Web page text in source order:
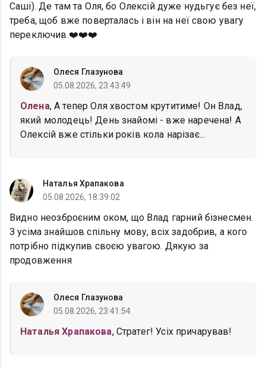
Саші). Де там та Оля, бо Олексій дуже нудьгує без неї,
треба, щоб вже поверталась і він на неї свою увагу
переключив.❤️❤️❤️
Олеся Глазунова
05.08.2026, 23:43:49
Олена, А тепер Оля хвостом крутитиме! Он Влад,
який молодець! День знайомі - вже наречена! А
Олексій вже стільки років кола нарізає...
Наталья Храпакова
05.08.2026, 18:39:02
Видно неозброєним оком, що Влад гарний бізнесмен.
З усіма знайшов спільну мову, всіх задобрив, а кого
потрібно підкупив своєю увагою. Дякую за
продовження
Олеся Глазунова
05.08.2026, 23:41:54
Наталья Храпакова, Стратег! Усіх причарував!